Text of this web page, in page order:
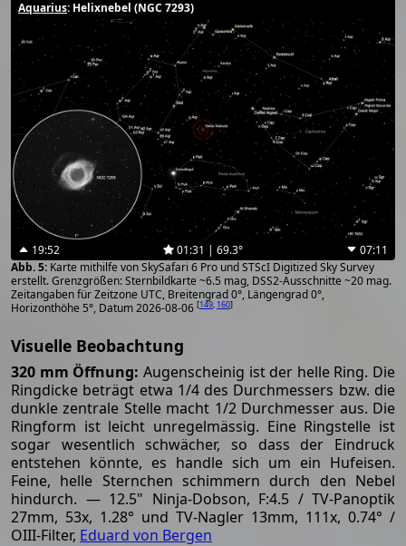
Aquarius: Helixnebel (NGC 7293)
19:52 01:31 | 69.3°
07:11
Karte mithilfe von SkySafari 6 Pro und STScI Digitized Sky Survey
erstellt. Grenzgrößen: Sternbildkarte ~6.5 mag, DSS2-Ausschnitte ~20 mag.
Zeitangaben für Zeitzone UTC, Breitengrad 0°, Längengrad 0°,
Horizonthöhe 5°, Datum 2026-08-06 [149, 160]
Visuelle Beobachtung
320 mm Öffnung: Augenscheinig ist der helle Ring. Die
Ringdicke beträgt etwa 1/4 des Durchmessers bzw. die
dunkle zentrale Stelle macht 1/2 Durchmesser aus. Die
Ringform ist leicht unregelmässig. Eine Ringstelle ist
sogar wesentlich schwächer, so dass der Eindruck
entstehen könnte, es handle sich um ein Hufeisen.
Feine, helle Sternchen schimmern durch den Nebel
hindurch. — 12.5" Ninja-Dobson, F:4.5 / TV-Panoptik
27mm, 53x, 1.28° und TV-Nagler 13mm, 111x, 0.74° /
OIII-Filter, Eduard von Bergen